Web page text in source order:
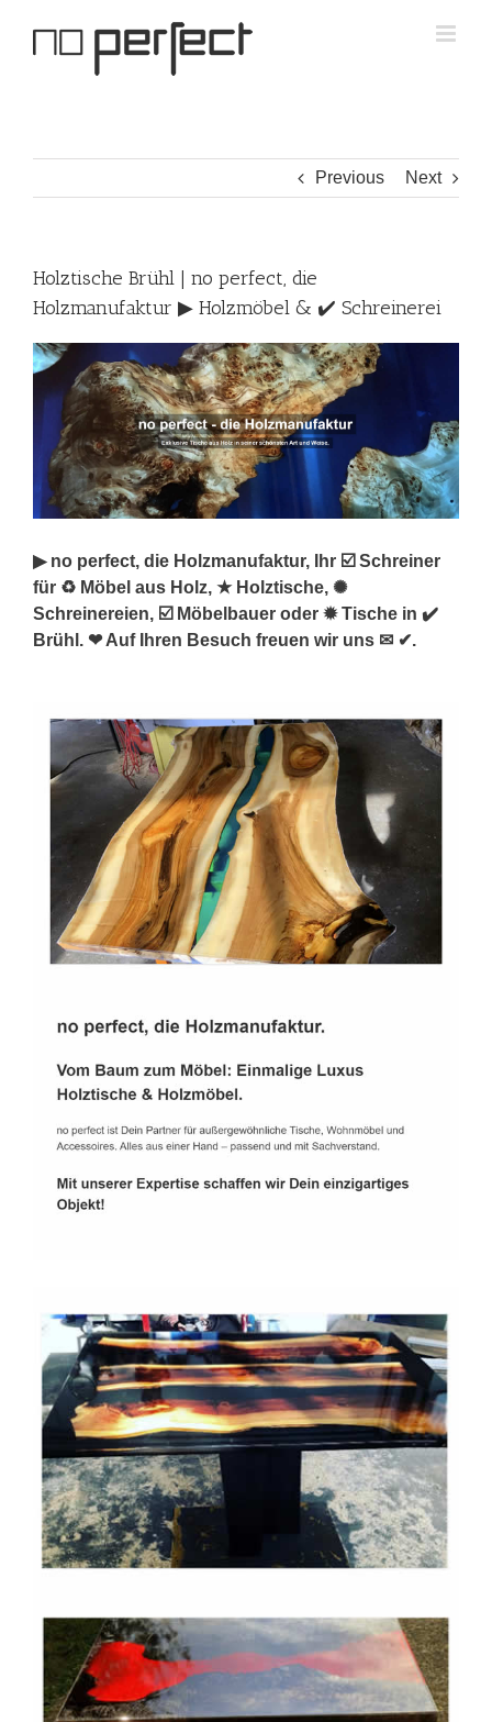
Previous Next
Holztische Brühl | no perfect, die
Holzmanufaktur ▶︎ Holzmöbel & ✔️ Schreinerei
▶︎ no perfect, die Holzmanufaktur, Ihr ☑️ Schreiner
für ♻ Möbel aus Holz, ★ Holztische, ✺
Schreinereien, ☑️ Möbelbauer oder ✹ Tische in ✔️
Brühl. ❤ Auf Ihren Besuch freuen wir uns ✉ ✔.